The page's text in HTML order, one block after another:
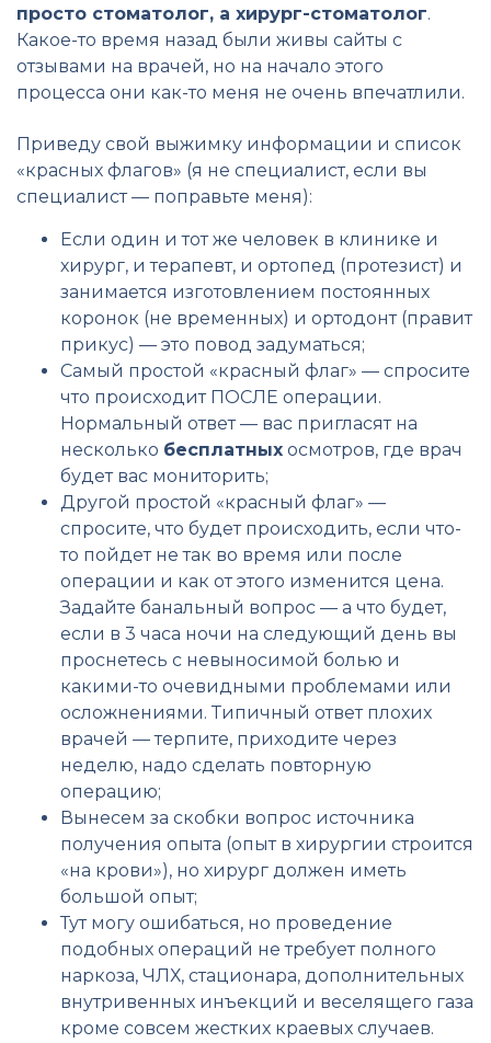
просто стоматолог, а хирург-стоматолог.
Какое-то время назад были живы сайты с
отзывами на врачей, но на начало этого
процесса они как-то меня не очень впечатлили.
Приведу свой выжимку информации и список
«красных флагов» (я не специалист, если вы
специалист — поправьте меня):
Если один и тот же человек в клинике и
хирург, и терапевт, и ортопед (протезист) и
занимается изготовлением постоянных
коронок (не временных) и ортодонт (правит
прикус) — это повод задуматься;
Самый простой «красный флаг» — спросите
что происходит ПОСЛЕ операции.
Нормальный ответ — вас пригласят на
несколько бесплатных осмотров, где врач
будет вас мониторить;
Другой простой «красный флаг» —
спросите, что будет происходить, если что-
то пойдет не так во время или после
операции и как от этого изменится цена.
Задайте банальный вопрос — а что будет,
если в 3 часа ночи на следующий день вы
проснетесь с невыносимой болью и
какими-то очевидными проблемами или
осложнениями. Типичный ответ плохих
врачей — терпите, приходите через
неделю, надо сделать повторную
операцию;
Вынесем за скобки вопрос источника
получения опыта (опыт в хирургии строится
«на крови»), но хирург должен иметь
большой опыт;
Тут могу ошибаться, но проведение
подобных операций не требует полного
наркоза, ЧЛХ, стационара, дополнительных
внутривенных инъекций и веселящего газа
кроме совсем жестких краевых случаев.